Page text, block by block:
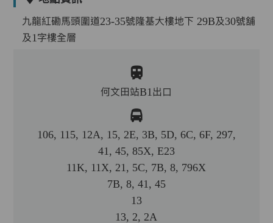
九龍紅磡馬頭圍道23-35號隆基大樓地下 29B及30號舖
及1字樓全層
何文田站B1出口
106, 115, 12A, 15, 2E, 3B, 5D, 6C, 6F, 297,
41, 45, 85X, E23
11K, 11X, 21, 5C, 7B, 8, 796X
7B, 8, 41, 45
13
13, 2, 2A